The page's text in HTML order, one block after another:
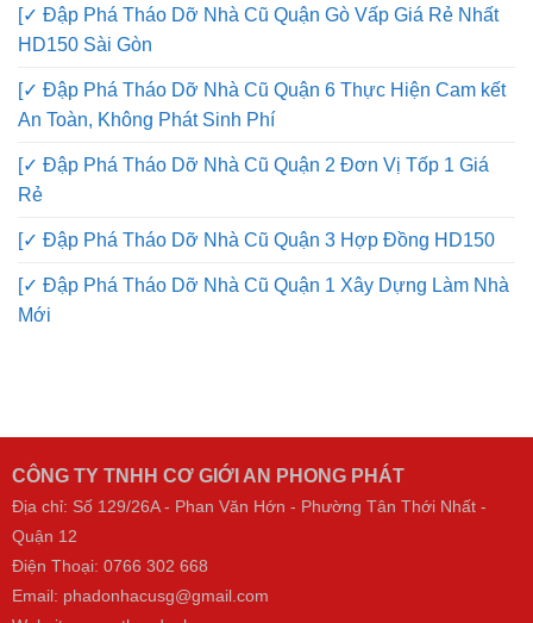
[✓ Đập Phá Tháo Dỡ Nhà Cũ Quận Gò Vấp Giá Rẻ Nhất
HD150 Sài Gòn
[✓ Đập Phá Tháo Dỡ Nhà Cũ Quận 6 Thực Hiện Cam kết
An Toàn, Không Phát Sinh Phí
[✓ Đập Phá Tháo Dỡ Nhà Cũ Quận 2 Đơn Vị Tốp 1 Giá
Rẻ
[✓ Đập Phá Tháo Dỡ Nhà Cũ Quận 3 Hợp Đồng HD150
[✓ Đập Phá Tháo Dỡ Nhà Cũ Quận 1 Xây Dựng Làm Nhà
Mới
CÔNG TY TNHH CƠ GIỚI AN PHONG PHÁT
Địa chỉ: Số 129/26A - Phan Văn Hớn - Phường Tân Thới Nhất -
Quận 12
Điện Thoại: 0766 302 668
Email: phadonhacusg@gmail.com